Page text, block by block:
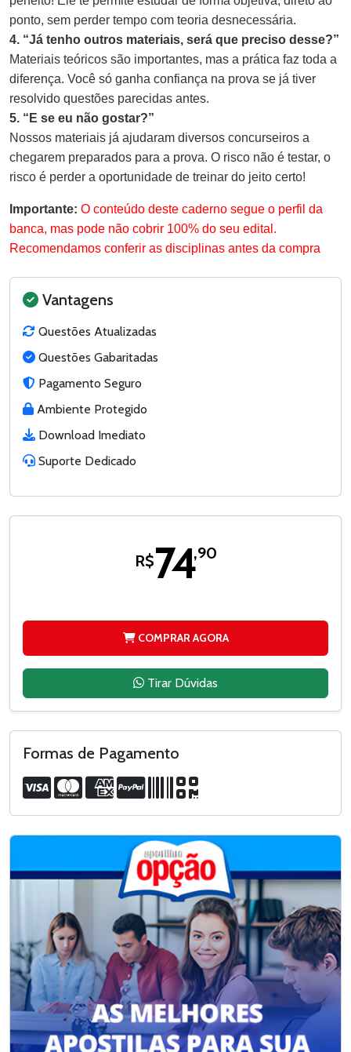
ponto, sem perder tempo com teoria desnecessária.
4. “Já tenho outros materiais, será que preciso desse?”
Materiais teóricos são importantes, mas a prática faz toda a
diferença. Você só ganha confiança na prova se já tiver
resolvido questões parecidas antes.
5. “E se eu não gostar?”
Nossos materiais já ajudaram diversos concurseiros a
chegarem preparados para a prova. O risco não é testar, o
risco é perder a oportunidade de treinar do jeito certo!
Importante: O conteúdo deste caderno segue o perfil da
banca, mas pode não cobrir 100% do seu edital.
Recomendamos conferir as disciplinas antes da compra
Vantagens
Questões Atualizadas
Questões Gabaritadas
Pagamento Seguro
Ambiente Protegido
Download Imediato
Suporte Dedicado
R$74,90
COMPRAR AGORA
Tirar Dúvidas
Formas de Pagamento